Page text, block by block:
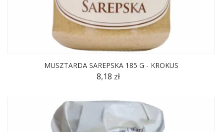
MUSZTARDA SAREPSKA 185 G - KROKUS
8,18 zł